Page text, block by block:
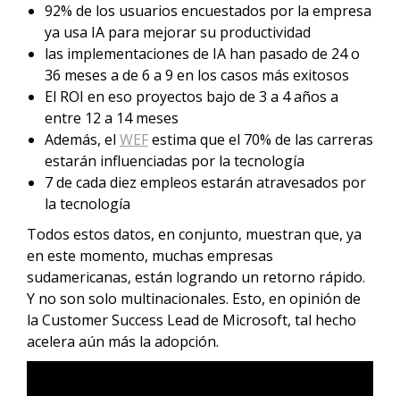
92% de los usuarios encuestados por la empresa
ya usa IA para mejorar su productividad
las implementaciones de IA han pasado de 24 o
36 meses a de 6 a 9 en los casos más exitosos
El ROI en eso proyectos bajo de 3 a 4 años a
entre 12 a 14 meses
Además, el WEFestima que el 70% de las carreras
estarán influenciadas por la tecnología
7 de cada diez empleos estarán atravesados por
la tecnología
Todos estos datos, en conjunto, muestran que, ya
en este momento, muchas empresas
sudamericanas, están logrando un retorno rápido.
Y no son solo multinacionales. Esto, en opinión de
la Customer Success Lead de Microsoft, tal hecho
acelera aún más la adopción.